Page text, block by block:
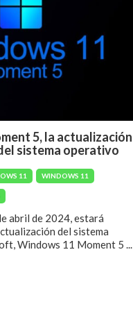
5, la actualización
sistema operativo
11 WINDOWS 11
abril de 2024, estará
del sistema
Windows 11 Moment 5 ...